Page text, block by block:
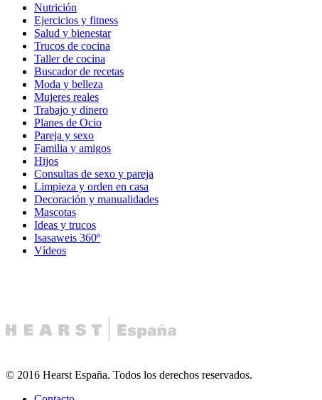
Nutrición
Ejercicios y fitness
Salud y bienestar
Trucos de cocina
Taller de cocina
Buscador de recetas
Moda y belleza
Mujeres reales
Trabajo y dinero
Planes de Ocio
Pareja y sexo
Familia y amigos
Hijos
Consultas de sexo y pareja
Limpieza y orden en casa
Decoración y manualidades
Mascotas
Ideas y trucos
Isasaweis 360º
Vídeos
© 2016 Hearst España. Todos los derechos reservados.